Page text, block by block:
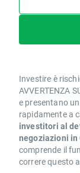
Investire è
AVVERTENZA
e presentano
rapidamente a
investitori al
negoziazioni in
comprende il
correre questo